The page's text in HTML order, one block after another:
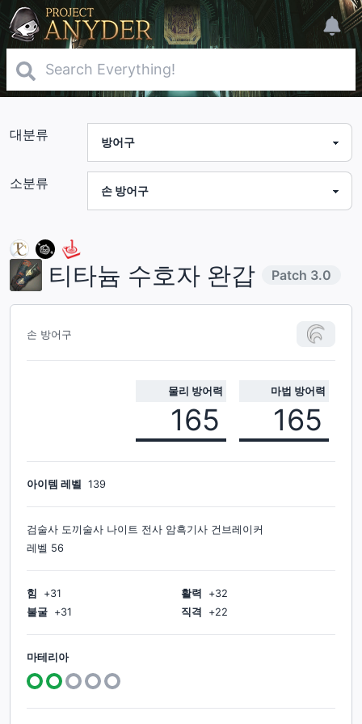
대분류
소분류
티타늄 수호자 완갑 Patch 3.0
손 방어구
물리 방어력
165
마법 방어력
165
아이템 레벨 139
검술사 도끼술사 나이트 전사 암흑기사 건브레이커
레벨 56
힘 +31 활력 +32
불굴 +31 직격 +22
마테리아